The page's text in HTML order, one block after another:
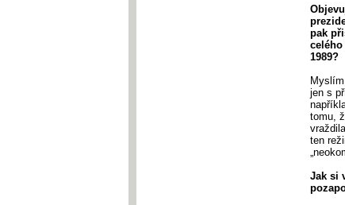
pak
1989?
jen s
tomu,
ten
Jak si